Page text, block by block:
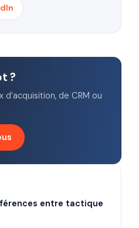
?
de CRM ou
entre tactique